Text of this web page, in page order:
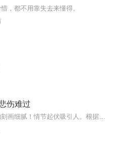
，都不用靠失去来懂得。
伤难过